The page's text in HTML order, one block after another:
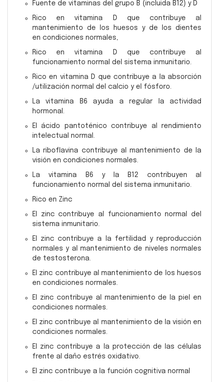
Fuente de vitaminas del grupo B (incluida B12) y D
Rico en vitamina D que contribuye al
mantenimiento de los huesos y de los dientes
en condiciones normales,
Rico en vitamina D que contribuye al
funcionamiento normal del sistema inmunitario.
Rico en vitamina D que contribuye a la absorción
/utilización normal del calcio y el fósforo.
La vitamina B6 ayuda a regular la actividad
hormonal.
El ácido pantoténico contribuye al rendimiento
intelectual normal.
La riboflavina contribuye al mantenimiento de la
visión en condiciones normales.
La vitamina B6 y la B12 contribuyen al
funcionamiento normal del sistema inmunitario.
Rico en Zinc
El zinc contribuye al funcionamiento normal del
sistema inmunitario.
El zinc contribuye a la fertilidad y reproducción
normales y al mantenimiento de niveles normales
de testosterona.
El zinc contribuye al mantenimiento de los huesos
en condiciones normales.
El zinc contribuye al mantenimiento de la piel en
condiciones normales.
El zinc contribuye al mantenimiento de la visión en
condiciones normales.
El zinc contribuye a la protección de las células
frente al daño estrés oxidativo.
El zinc contribuye a la función cognitiva normal